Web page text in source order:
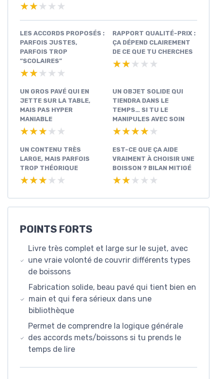
★★★★★
★★★★★
LES ACCORDS PROPOSÉS :
PARFOIS JUSTES,
PARFOIS TROP
“SCOLAIRES”
★★★★★
★★★★★
RAPPORT QUALITÉ-PRIX :
ÇA DÉPEND CLAIREMENT
DE CE QUE TU CHERCHES
★★★★★
★★★★★
UN GROS PAVÉ QUI EN
JETTE SUR LA TABLE,
MAIS PAS HYPER
MANIABLE
★★★★★
★★★★★
UN OBJET SOLIDE QUI
TIENDRA DANS LE
TEMPS… SI TU LE
MANIPULES AVEC SOIN
★★★★★
★★★★★
UN CONTENU TRÈS
LARGE, MAIS PARFOIS
TROP THÉORIQUE
★★★★★
★★★★★
EST-CE QUE ÇA AIDE
VRAIMENT À CHOISIR UNE
BOISSON ? BILAN MITIGÉ
★★★★★
★★★★★
POINTS FORTS
Livre très complet et large sur le sujet, avec
une vraie volonté de couvrir différents types
de boissons
Fabrication solide, beau pavé qui tient bien en
main et qui fera sérieux dans une
bibliothèque
Permet de comprendre la logique générale
des accords mets/boissons si tu prends le
temps de lire